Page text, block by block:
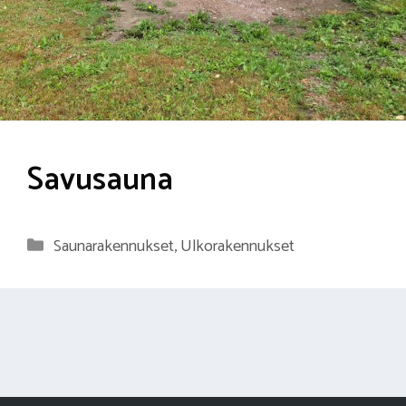
Savusauna
Kategoriat
Saunarakennukset,Ulkorakennukset